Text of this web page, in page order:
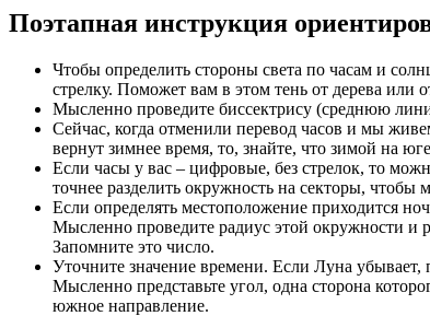
Поэтапная инструкция
Чтобы определить стороны света по часам и
стрелку. Поможет вам в этом тень от дерева или
Мысленно проведите биссектрису (среднюю
Сейчас, когда отменили перевод часов и мы
вернут зимнее время, то, знайте, что зимой на
Если часы у вас – цифровые, без стрелок, то
точнее разделить окружность на секторы, чтобы
Если определять местоположение приходится
Мысленно проведите радиус этой окружности и
Запомните это число.
Уточните значение времени. Если Луна убывает,
Мысленно представьте угол, одна сторона
южное направление.